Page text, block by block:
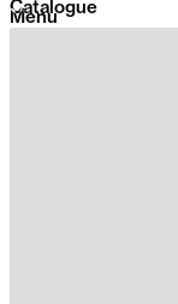
Menu
Catalogue